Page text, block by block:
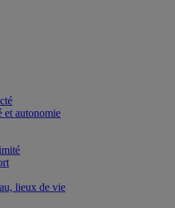
et autonomie
lieux de vie